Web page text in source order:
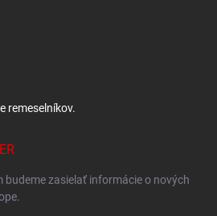
remeselníkov.
budeme zasielať informácie o nových